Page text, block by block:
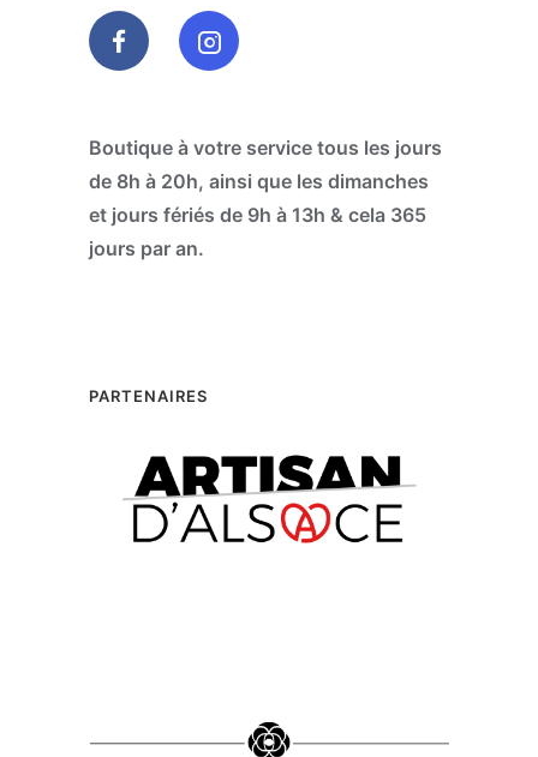
Boutique à votre service tous les jours
de 8h à 20h, ainsi que les dimanches
et jours fériés de 9h à 13h & cela 365
jours par an.
PARTENAIRES